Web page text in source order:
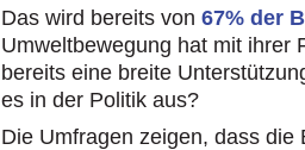
Das wird bereits von 67% der
Umweltbewegung hat mit ihrer
bereits eine breite
es in der Politik aus?
Die Umfragen zeigen, dass